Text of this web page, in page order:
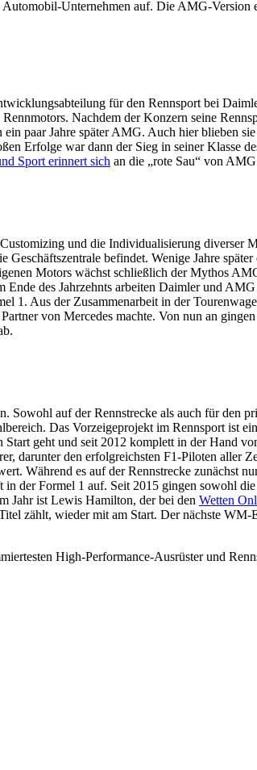
Unternehmen auf. Die AMG-Version
für den Rennsport bei
Nachdem der Konzern seine
paar Jahre später AMG. Auch hier blieben
Erfolge war dann der Sieg in seiner Klasse
Sport erinnert sich an die „rote Sau“ von
und die Individualisierung diverser
befindet. Wenige Jahre
Motors wächst schließlich der Mythos
des Jahrzehnts arbeiten Daimler und
1. Aus der Zusammenarbeit in der
von Mercedes machte. Von nun an
Sowohl auf der Rennstrecke als auch für den
Das Vorzeigeprojekt im Rennsport ist
Start geht und seit 2012 komplett in der Hand
darunter den erfolgreichsten F1-Piloten aller
Während es auf der Rennstrecke zunächst
der Formel 1 auf. Seit 2015 gingen sowohl
Jahr ist Lewis Hamilton, der bei den Wetten
zählt, wieder mit am Start. Der nächste
High-Performance-Ausrüster und